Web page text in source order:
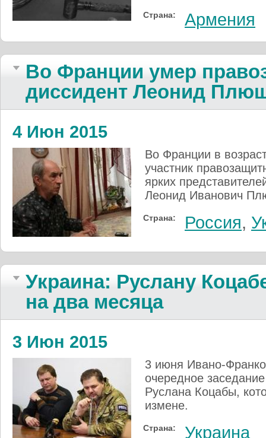
Страна: Армения
Во Франции умер
диссидент Леонид
4 Июн 2015
Во Франции в
участник
ярких
Леонид Иванович
Страна: Россия,
Украина: Руслану
на два месяца
3 Июн 2015
3 июня Ивано-
очередное
Руслана Коцабы,
измене.
Страна: Украина